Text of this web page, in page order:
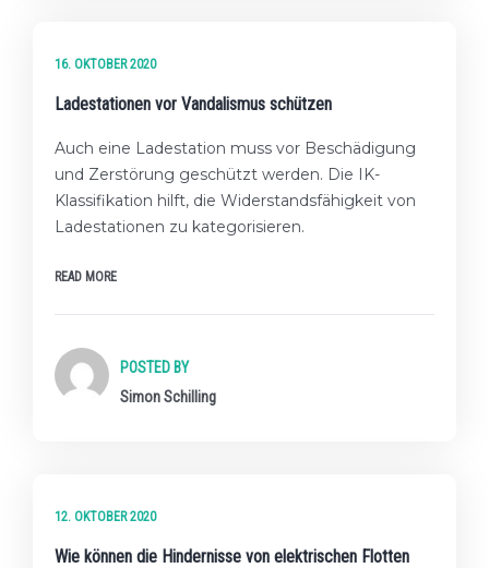
16. OKTOBER 2020
Ladestationen vor Vandalismus schützen
Auch eine Ladestation muss vor Beschädigung
und Zerstörung geschützt werden. Die IK-
Klassifikation hilft, die Widerstandsfähigkeit von
Ladestationen zu kategorisieren.
READ MORE
POSTED BY
Simon Schilling
12. OKTOBER 2020
Wie können die Hindernisse von elektrischen Flotten